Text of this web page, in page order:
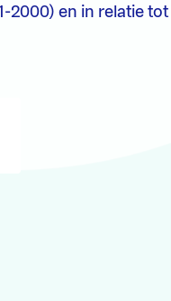
2000) en in relatie